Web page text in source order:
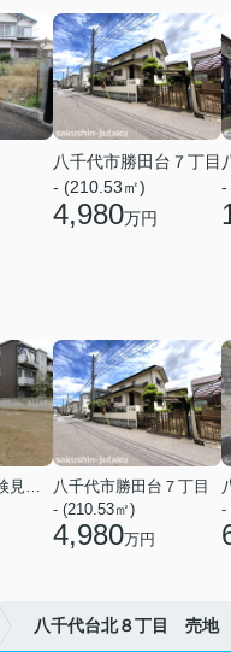
八千代市勝田台７丁目
- (210.53㎡)
4,980万円
-
八千代市勝田台７丁目
- (210.53㎡)
4,980万円
-
八千代台北８丁目 売地